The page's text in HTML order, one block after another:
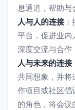
息通道，帮助与
人与人的连接：
平台，促进业内
深度交流与合作
人与未来的连接
共同想象，并将
作项目或社区倡
的角色，将会议